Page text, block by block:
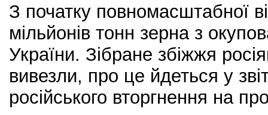
З початку повномасштабної
мільйонів тонн зерна з
України. Зібране збіжжя
вивезли, про це йдеться у
російського вторгнення на